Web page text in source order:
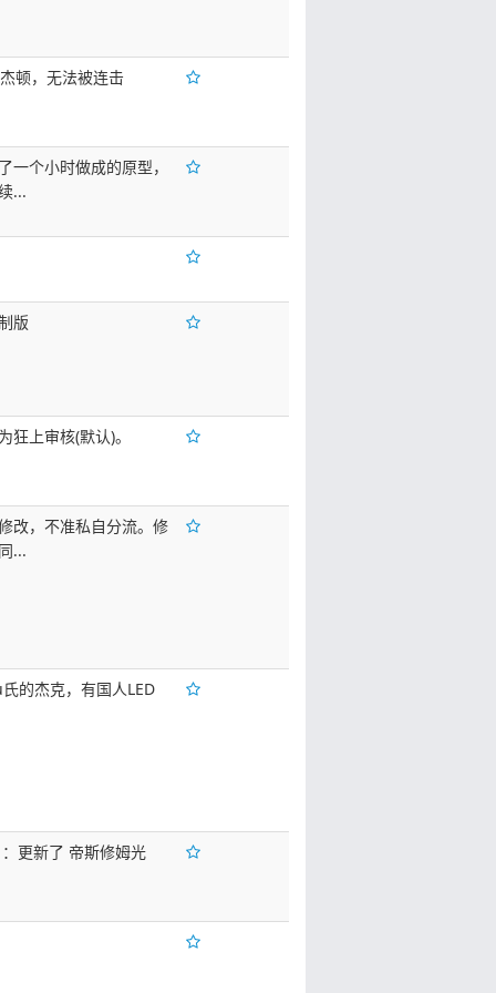
顿，无法被连击
一个小时做成的原型，
...
版
狂上审核(默认)。
改，不准私自分流。修
...
的杰克，有国人LED
更新了 帝斯修姆光